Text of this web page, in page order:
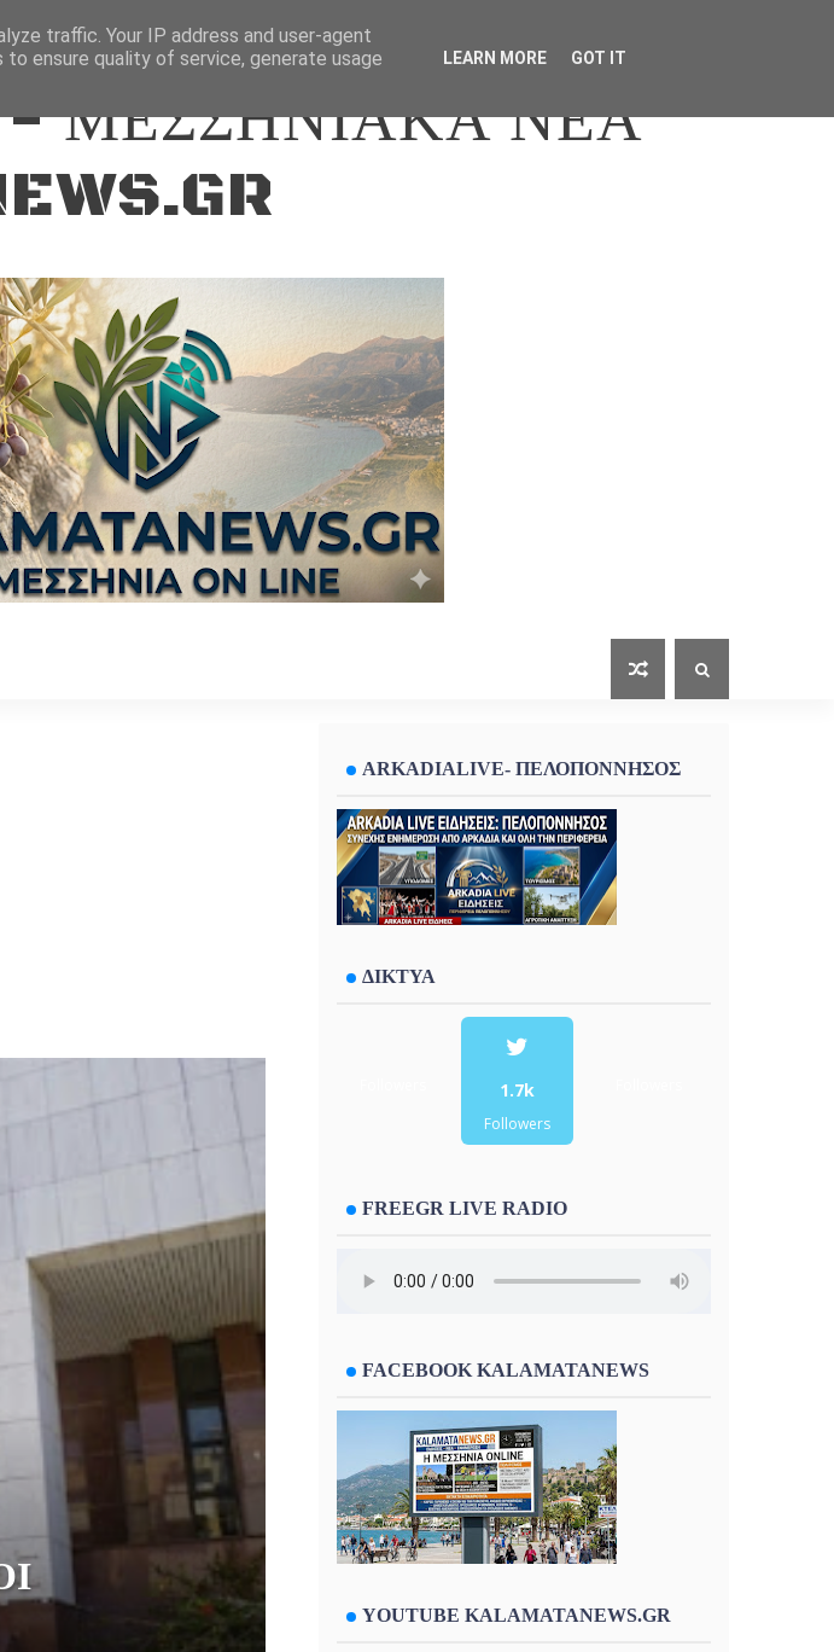
- ΜΕΣΣΗΝΙΑΚΑ ΝΕΑ
ARKADIALIVE- ΠΕΛΟΠΟΝΝΗΣΟΣ
ΔΙΚΤΥΑ
1.7k
Followers
FREEGR LIVE RADIO
FACEBOOK KALAMATANEWS
YOUTUBE KALAMATANEWS.GR
traffic. Your IP address and user-agent
ensure quality of service, generate usage
LEARN MORE GOT IT